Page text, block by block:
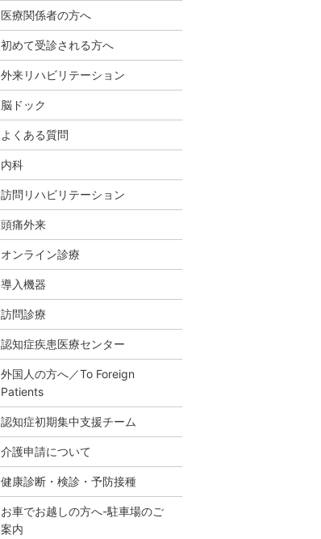
医療関係者の方へ
初めて受診される方へ
外来リハビリテーション
脳ドック
よくある質問
内科
訪問リハビリテーション
頭痛外来
オンライン診療
導入機器
訪問診療
認知症疾患医療センター
外国人の方へ／To Foreign
Patients
認知症初期集中支援チーム
介護申請について
健康診断・検診・予防接種
お車でお越しの方へ-駐車場のご
案内